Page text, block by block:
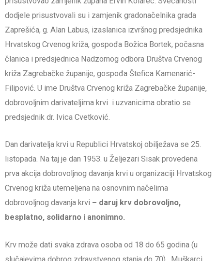
dodjele prisustvovali su i zamjenik gradonačelnika grada
Zaprešića, g. Alan Labus, izaslanica izvršnog predsjednika
Hrvatskog Crvenog križa, gospođa Božica Bortek, počasna
članica i predsjednica Nadzornog odbora Društva Crvenog
križa Zagrebačke županije, gospođa Štefica Kamenarić-
Filipović. U ime Društva Crvenog križa Zagrebačke županije,
dobrovoljnim darivateljima krvi i uzvanicima obratio se
predsjednik dr. Ivica Cvetković.
Dan darivatelja krvi u Republici Hrvatskoj obilježava se 25.
listopada. Na taj je dan 1953. u Željezari Sisak provedena
prva akcija dobrovoljnog davanja krvi u organizaciji Hrvatskog
Crvenog križa utemeljena na osnovnim načelima
dobrovoljnog davanja krvi – daruj krv dobrovoljno,
besplatno, solidarno i anonimno.
Krv može dati svaka zdrava osoba od 18 do 65 godina (u
slučajevima dobrog zdravstvenog stanja do 70). Muškarci